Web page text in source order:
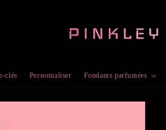
clés Personnaliser Fondants parfumées